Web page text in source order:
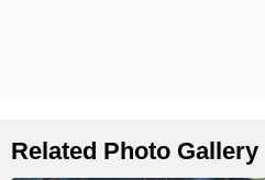
Related Photo Gallery